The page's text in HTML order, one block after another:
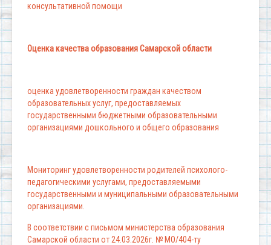
консультативной помощи
Оценка качества образования Самарской области
оценка удовлетворенности граждан качеством
образовательных услуг, предоставляемых
государственными бюджетными образовательными
организациями дошкольного и общего образования
Мониторинг удовлетворенности родителей психолого-
педагогическими услугами, предоставляемыми
государственными и муниципальными образовательными
организациями.
В соответствии с письмом министерства образования
Самарской области от 24.03.2026г. № МО/404-ту